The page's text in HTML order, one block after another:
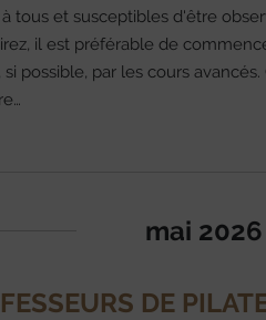
tous et susceptibles d'être
il est préférable de
possible, par les cours
mai 2026
DE